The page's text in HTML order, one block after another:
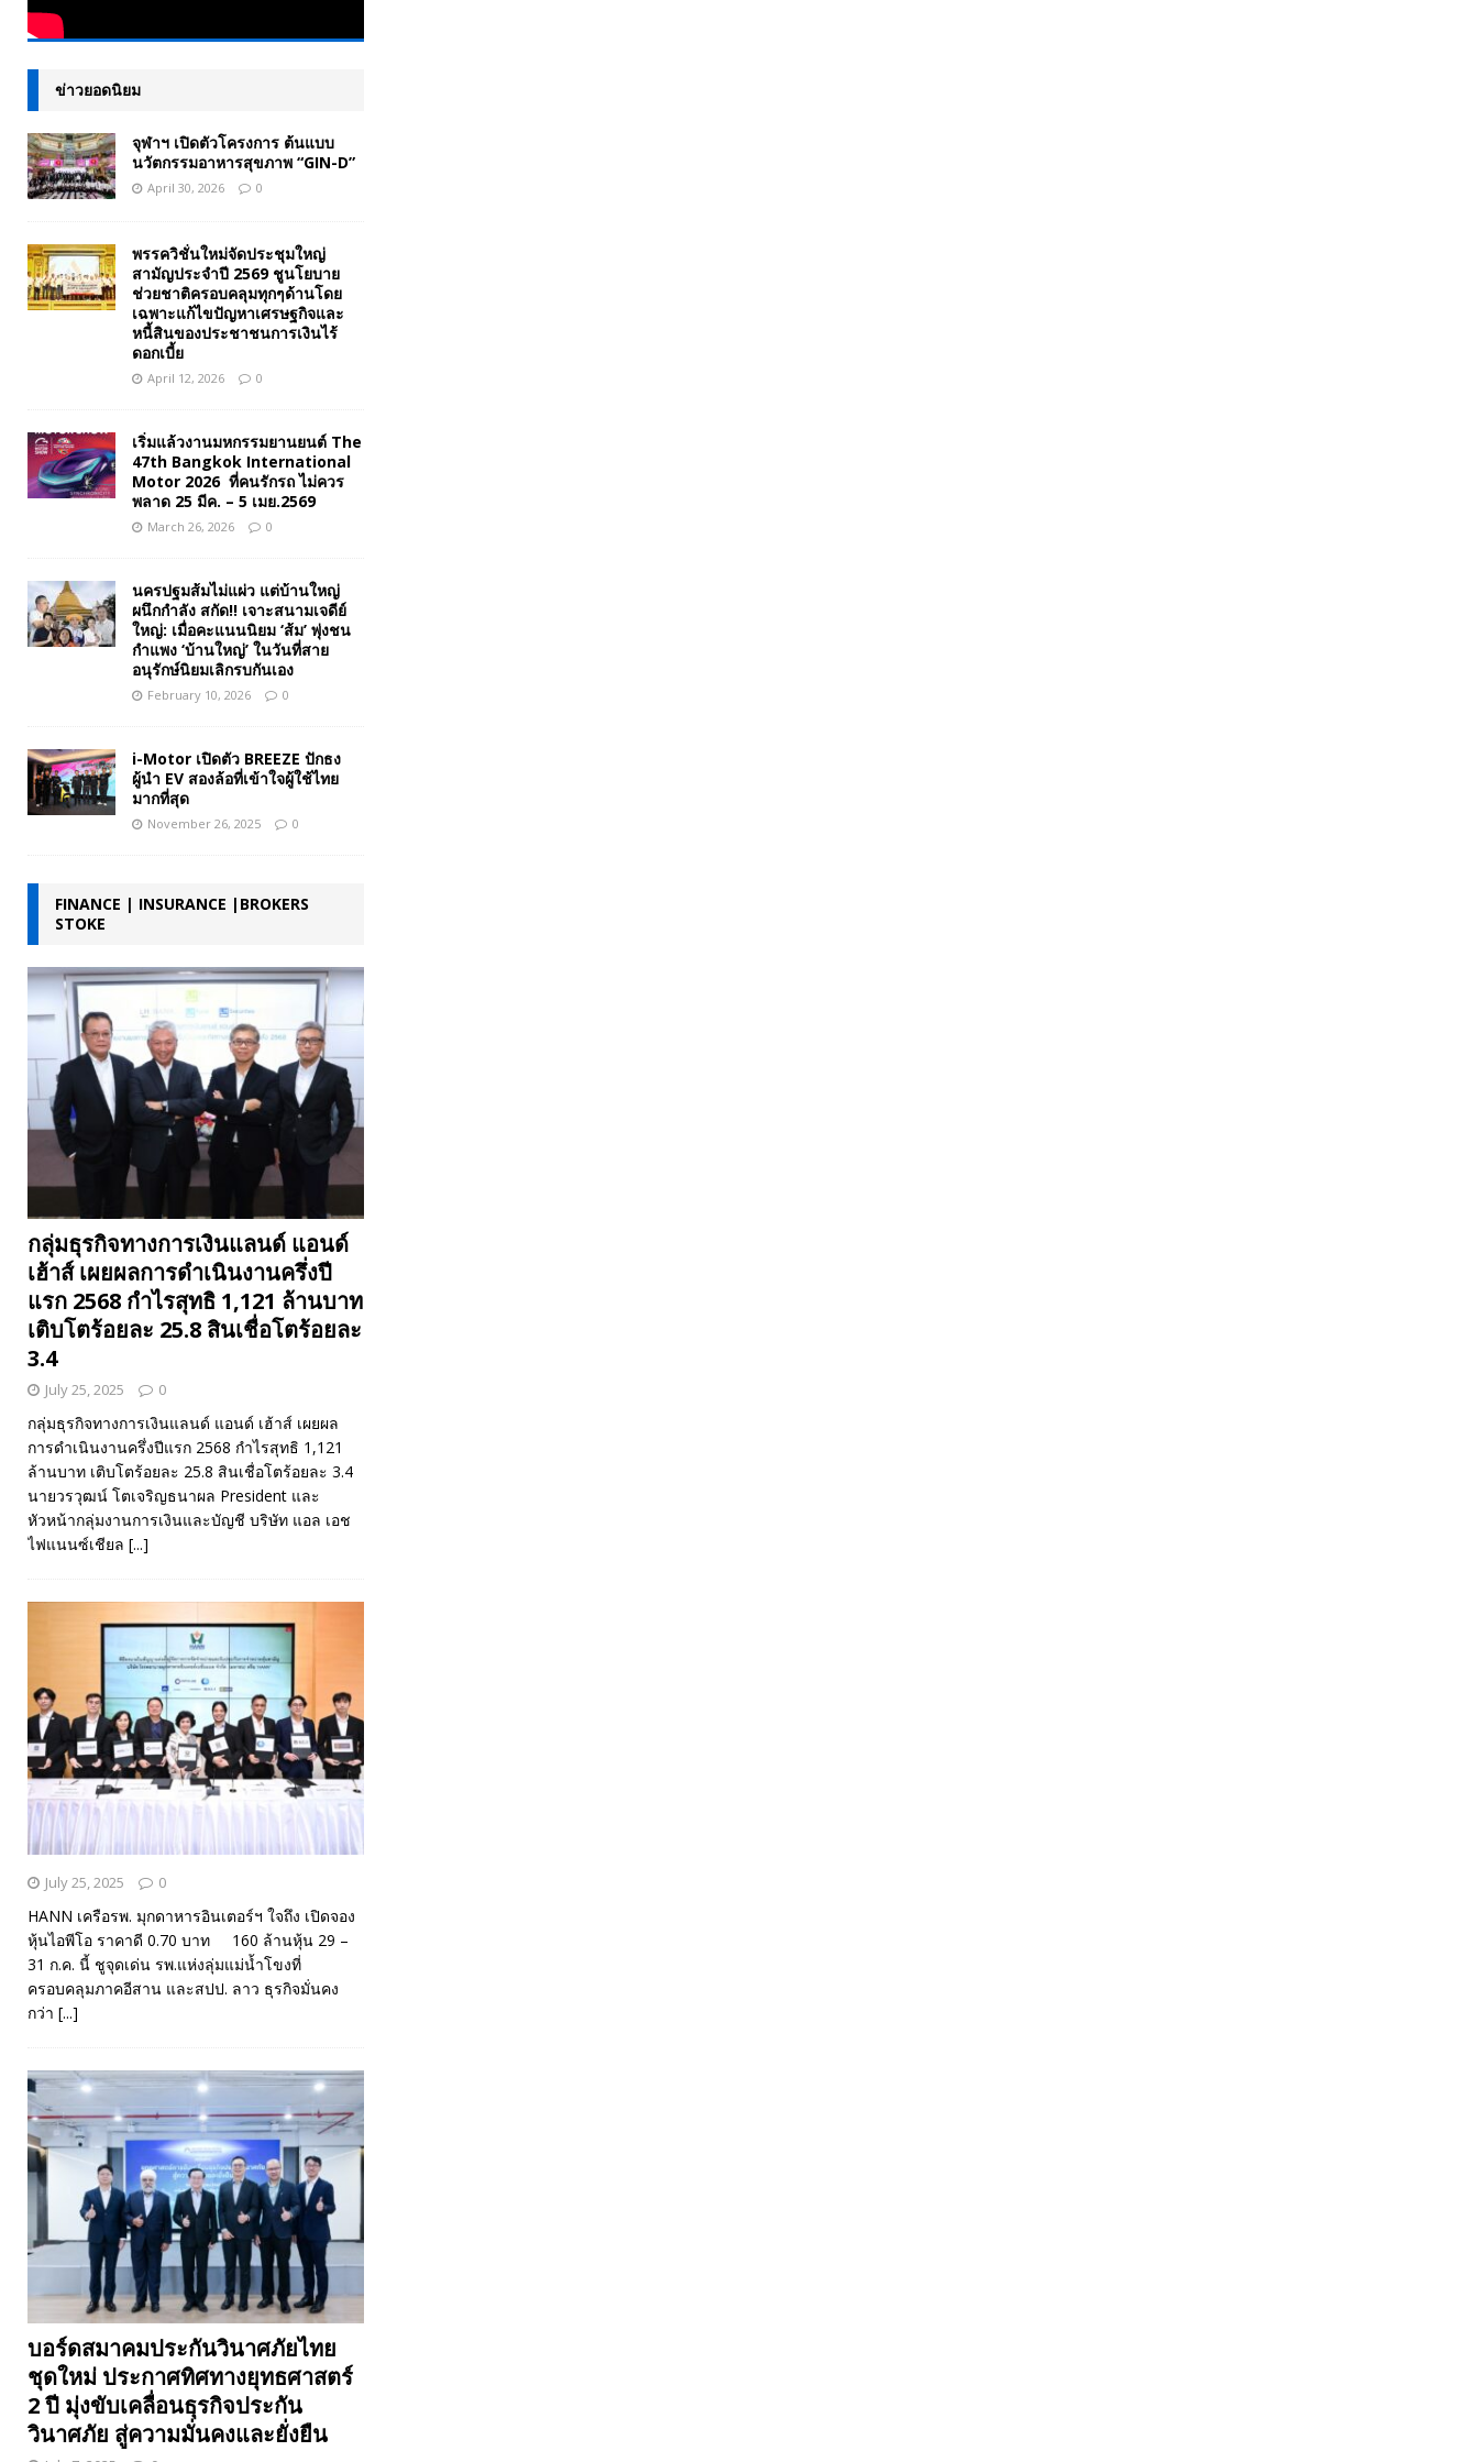
ข่าวยอดนิยม
จุฬาฯ เปิดตัวโครงการ ต้นแบบ
นวัตกรรมอาหารสุขภาพ “GIN-D”
April 30, 2026 0
พรรควิชั่นใหม่จัดประชุมใหญ่
สามัญประจำปี 2569 ชูนโยบาย
ช่วยชาติครอบคลุมทุกๆด้านโดย
เฉพาะแก้ไขปัญหาเศรษฐกิจและ
หนี้สินของประชาชนการเงินไร้
ดอกเบี้ย
April 12, 2026 0
เริ่มแล้วงานมหกรรมยานยนต์ The
47th Bangkok International
Motor 2026 ที่คนรักรถ ไม่ควร
พลาด 25 มีค. – 5 เมย.2569
March 26, 2026 0
นครปฐมส้มไม่แผ่ว แต่บ้านใหญ่
ผนึกกำลัง สกัด!! เจาะสนามเจดีย์
ใหญ่: เมื่อคะแนนนิยม ‘ส้ม’ พุ่งชน
กำแพง ‘บ้านใหญ่’ ในวันที่สาย
อนุรักษ์นิยมเลิกรบกันเอง
February 10, 2026 0
i-Motor เปิดตัว BREEZE ปักธง
ผู้นำ EV สองล้อที่เข้าใจผู้ใช้ไทย
มากที่สุด
November 26, 2025 0
FINANCE | INSURANCE |BROKERS
STOKE
กลุ่มธุรกิจทางการเงินแลนด์ แอนด์
เฮ้าส์ เผยผลการดำเนินงานครึ่งปี
แรก 2568 กำไรสุทธิ 1,121 ล้านบาท
เติบโตร้อยละ 25.8 สินเชื่อโตร้อยละ
3.4
July 25, 2025 0
กลุ่มธุรกิจทางการเงินแลนด์ แอนด์ เฮ้าส์ เผยผล
การดำเนินงานครึ่งปีแรก 2568 กำไรสุทธิ 1,121
ล้านบาท เติบโตร้อยละ 25.8 สินเชื่อโตร้อยละ 3.4
นายวรวุฒน์ โตเจริญธนาผล President และ
หัวหน้ากลุ่มงานการเงินและบัญชี บริษัท แอล เอช
ไฟแนนซ์เชียล [...]
July 25, 2025 0
HANN เครือรพ. มุกดาหารอินเตอร์ฯ ใจถึง เปิดจอง
หุ้นไอพีโอ ราคาดี 0.70 บาท 160 ล้านหุ้น 29 –
31 ก.ค. นี้ ชูจุดเด่น รพ.แห่งลุ่มแม่น้ำโขงที่
ครอบคลุมภาคอีสาน และสปป. ลาว ธุรกิจมั่นคง
กว่า [...]
บอร์ดสมาคมประกันวินาศภัยไทย
ชุดใหม่ ประกาศทิศทางยุทธศาสตร์
2 ปี มุ่งขับเคลื่อนธุรกิจประกัน
วินาศภัย สู่ความมั่นคงและยั่งยืน